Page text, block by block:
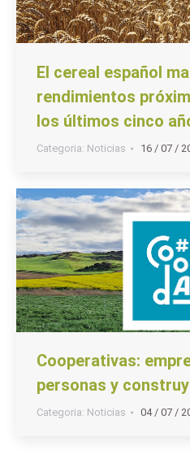
El cereal español
rendimientos
los últimos cinco
Categoria: Noticias 16 / 07 /
Cooperativas:
personas y
Categoria: Noticias 04 / 07 /